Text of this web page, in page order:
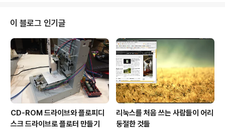
람들이 등산을 하는데 내 등산 기록이 도움이 되길 바라는
마음도 있고, 사진과 GPS좌표를 연동시켜서 웹에 올리는
재미도 있다. 내 주변에 김 모군도 그런걸 뭐하러 올리고 x
x인지 모르겠다고 한마디 하지만, 올리고 싶은 사람은 또
올린다는 거다. 사회심리학적으로 어떤 동기부여가 있어서
사람들이 그러는지..
이 블로그 인기글
CD-ROM 드라이브와 플로피디
스크 드라이브로 플로터 만들기
리눅스를 처음 쓰는 사람들이 어리
둥절한 것들